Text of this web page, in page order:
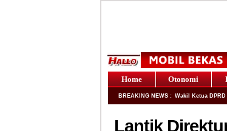
Home Otonomi
BREAKING NEWS : Wakil Ketua
Lantik